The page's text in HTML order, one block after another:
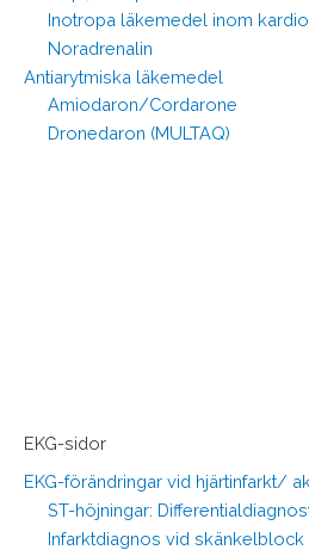
Inotropa läkemedel inom
Noradrenalin
Antiarytmiska läkemedel
Amiodaron/Cordarone
Dronedaron (MULTAQ)
EKG-sidor
EKG-förändringar vid hjärtinfarkt/
ST-höjningar:
Infarktdiagnos vid skänkelblock